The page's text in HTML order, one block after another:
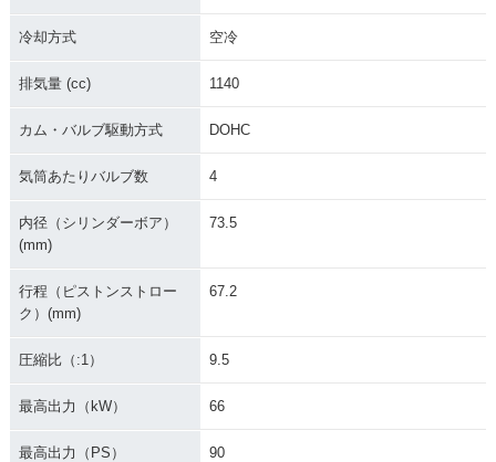
冷却方式 空冷
排気量 (cc) 1140
カム・バルブ駆動方式 DOHC
気筒あたりバルブ数 4
内径（シリンダーボア）
(mm)
73.5
行程（ピストンストロー
ク）(mm)
67.2
圧縮比（:1） 9.5
最高出力（kW） 66
最高出力（PS） 90